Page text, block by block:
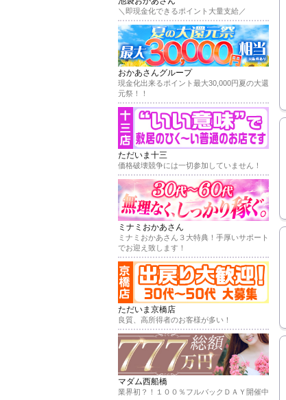
＼即現金化できるポイント大量支給／
おかあさんグループ
現金化出来るポイント最大30,000円夏の大還
元祭！！
ただいま十三
価格破壊競争には一切参加していません！
ミナミおかあさん
ミナミおかあさん３大特典！手厚いサポート
でお迎え致します！
ただいま京橋店
良質、高所得者のお客様が多い！
マダム西船橋
業界初？！１００％フルバックＤＡＹ開催中